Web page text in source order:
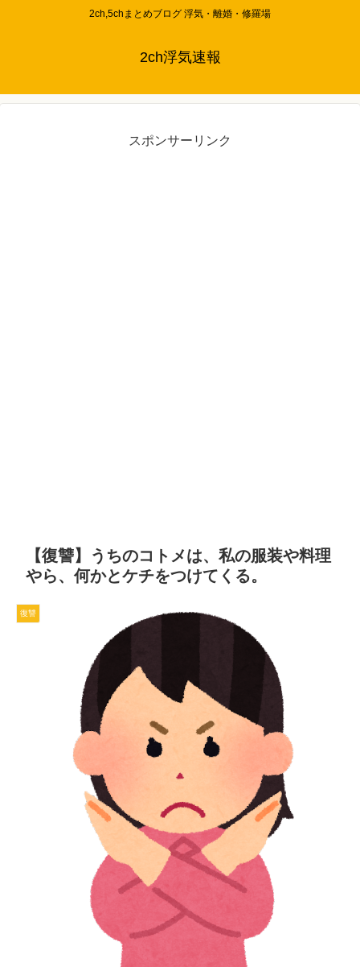
2ch,5chまとめブログ 浮気・離婚・修羅場
2ch浮気速報
スポンサーリンク
【復讐】うちのコトメは、私の服装や料理
やら、何かとケチをつけてくる。
復讐